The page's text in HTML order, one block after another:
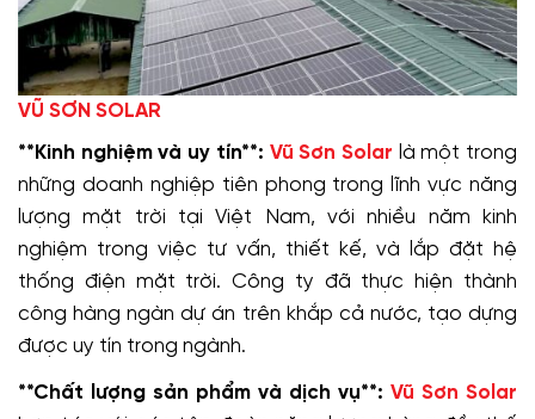
VŨ SƠN SOLAR
**Kinh nghiệm và uy tín**: Vũ Sơn Solar là một trong
những doanh nghiệp tiên phong trong lĩnh vực năng
lượng mặt trời tại Việt Nam, với nhiều năm kinh
nghiệm trong việc tư vấn, thiết kế, và lắp đặt hệ
thống điện mặt trời. Công ty đã thực hiện thành
công hàng ngàn dự án trên khắp cả nước, tạo dựng
được uy tín trong ngành.
**Chất lượng sản phẩm và dịch vụ**: Vũ Sơn Solar